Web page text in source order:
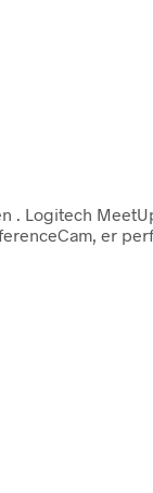
. Logitech
er